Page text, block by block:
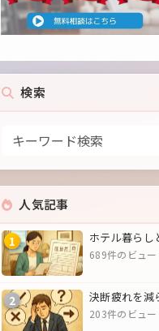
検索
人気記事
1 ホテル暮らし
689件のビュー
2 決断疲れを減
203件のビュー